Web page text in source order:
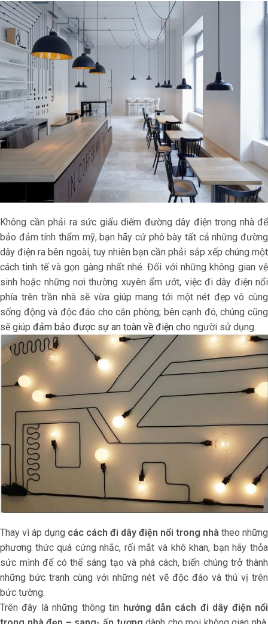
Không cần phải ra sức giấu diếm đường dây điện trong nhà để
bảo đảm tính thẩm mỹ, bạn hãy cứ phô bày tất cả những đường
dây điện ra bên ngoài, tuy nhiên bạn cần phải sắp xếp chúng một
cách tinh tế và gọn gàng nhất nhé. Đối với những không gian vệ
sinh hoặc những nơi thường xuyên ẩm ướt, việc đi dây điện nổi
phía trên trần nhà sẽ vừa giúp mang tới một nét đẹp vô cùng
sống động và độc đáo cho căn phòng; bên cạnh đó, chúng cũng
sẽ giúp đảm bảo được sự an toàn về điện cho người sử dụng.
Thay vì áp dụng các cách đi dây điện nổi trong nhà theo những
phương thức quá cứng nhắc, rối mắt và khô khan, bạn hãy thỏa
sức mình để có thể sáng tạo và phá cách, biến chúng trở thành
những bức tranh cùng với những nét vẽ độc đáo và thú vị trên
bức tường.
Trên đây là những thông tin hướng dẫn cách đi dây điện nổi